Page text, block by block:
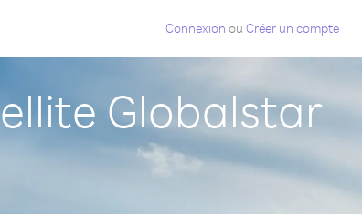
Connexion ou Créer un compte
Globalstar